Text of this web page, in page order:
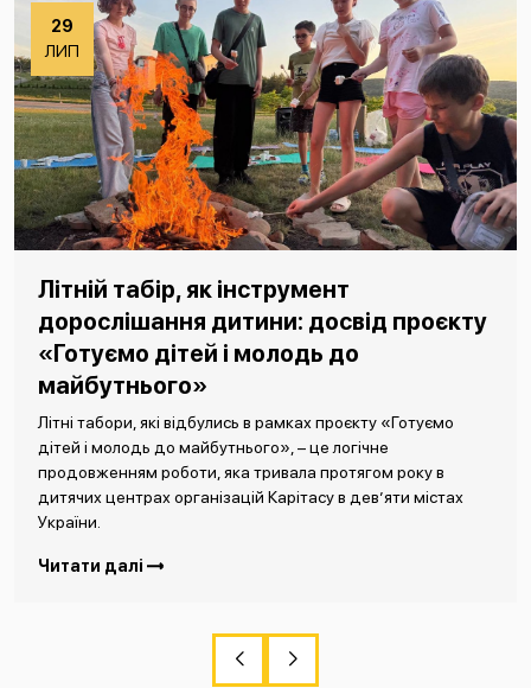
29
ЛИП
Літній табір, як інструмент
дорослішання дитини: досвід проєкту
«Готуємо дітей і молодь до
майбутнього»
Літні табори, які відбулись в рамках проєкту «Готуємо
дітей і молодь до майбутнього», – це логічне
продовженням роботи, яка тривала протягом року в
дитячих центрах організацій Карітасу в дев’яти містах
України.
Читати далі